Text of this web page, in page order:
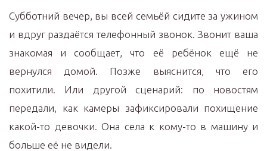
Субботний вечер, вы всей семьёй сидите за ужином
и вдруг раздаётся телефонный звонок. Звонит ваша
знакомая и сообщает, что её ребёнок ещё не
вернулся домой. Позже выяснится, что его
похитили. Или другой сценарий: по новостям
передали, как камеры зафиксировали похищение
какой-то девочки. Она села к кому-то в машину и
больше её не видели.